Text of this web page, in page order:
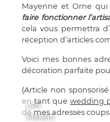
Mayenne et Orne
faire fonctionner
cela vous permettra
réception d’articles
Voici mes bonnes
décoration parfaite
(Article non
en tant quewedding
de mes adresses
LRY
Makers